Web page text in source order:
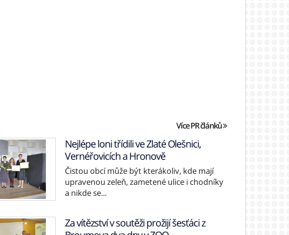
Více PR článků
Nejlépe loni třídili ve Zlaté Olešnici,
Vernéřovicích a Hronově
Čistou obcí může být kterákoliv, kde mají
upravenou zeleň, zametené ulice i chodníky
a nikde se...
Za vítězství v soutěži prožijí šesťáci z